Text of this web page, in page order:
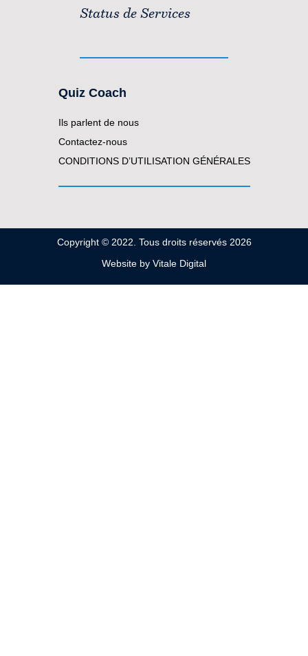
Status de Services
Quiz Coach
Ils parlent de nous
Contactez-nous
CONDITIONS D’UTILISATION GÉNÉRALES
Copyright © 2022. Tous droits réservés 2026
Website by Vitale Digital